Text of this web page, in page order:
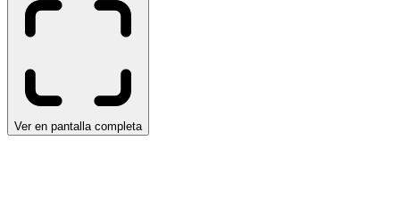
Ver en pantalla completa